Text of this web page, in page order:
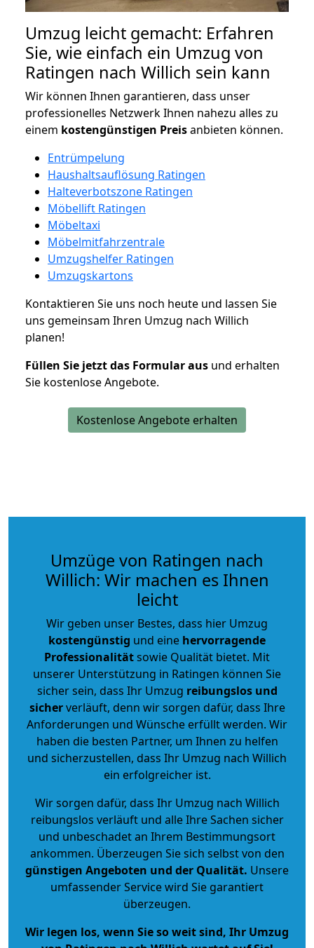
Umzug leicht gemacht: Erfahren
Sie, wie einfach ein Umzug von
Ratingen nach Willich sein kann
Wir können Ihnen garantieren, dass unser
professionelles Netzwerk Ihnen nahezu alles zu
einem kostengünstigen Preisanbieten können.
Entrümpelung
Haushaltsauflösung Ratingen
Halteverbotszone Ratingen
Möbellift Ratingen
Möbeltaxi
Möbelmitfahrzentrale
Umzugshelfer Ratingen
Umzugskartons
Kontaktieren Sie uns noch heute und lassen Sie
uns gemeinsam Ihren Umzug nach Willich
planen!
Füllen Sie jetzt das Formular aus und erhalten
Sie kostenlose Angebote.
Kostenlose Angebote erhalten
Umzüge von Ratingen nach
Willich: Wir machen es Ihnen
leicht
Wir geben unser Bestes, dass hier Umzug
kostengünstig und eine hervorragende
Professionalitätsowie Qualität bietet. Mit
unserer Unterstützung in Ratingen können Sie
sicher sein, dass Ihr Umzug reibungslos und
sicherverläuft, denn wir sorgen dafür, dass Ihre
Anforderungen und Wünsche erfüllt werden. Wir
haben die besten Partner, um Ihnen zu helfen
und sicherzustellen, dass Ihr Umzug nach Willich
ein erfolgreicher ist.
Wir sorgen dafür, dass Ihr Umzug nach Willich
reibungslos verläuft und alle Ihre Sachen sicher
und unbeschadet an Ihrem Bestimmungsort
ankommen. Überzeugen Sie sich selbst von den
günstigen Angeboten und der Qualität. Unsere
umfassender Service wird Sie garantiert
überzeugen.
Wir legen los, wenn Sie so weit sind, Ihr Umzug